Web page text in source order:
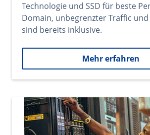
Technologie und SSD für beste
Domain, unbegrenzter Traffic und
sind bereits inklusive.
Mehr erfahren